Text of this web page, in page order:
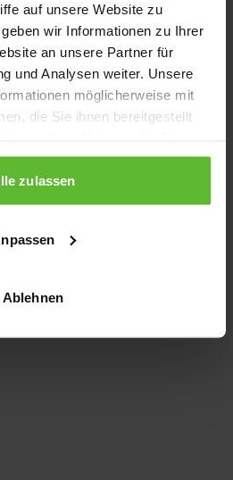
auf unsere Website zu
wir Informationen zu Ihrer
an unsere Partner für
und Analysen weiter. Unsere
möglicherweise mit
die Sie ihnen bereitgestellt
zulassen
Ablehnen
exception has occurred
(see the browser console for more
.